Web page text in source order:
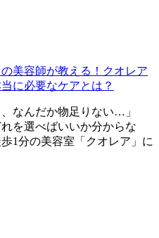
美容師が教える！クオレア
に必要なケアとは？
なんだか物足りない…」
を選べばいいか分からな
1分の美容室「クオレア」に